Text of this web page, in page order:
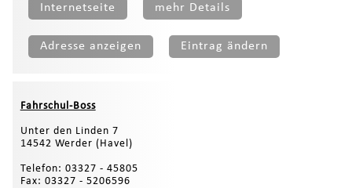
Internetseite mehr Details
Adresse anzeigen Eintrag ändern
Fahrschul-Boss
Unter den Linden 7
14542 Werder (Havel)
Telefon: 03327 - 45805
Fax: 03327 - 5206596